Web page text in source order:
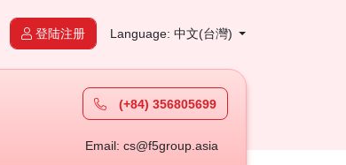
登陆注册 Language: 中文(台灣)
(+84) 356805699
Email: cs@f5group.asia